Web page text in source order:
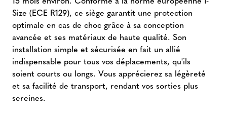
Size (ECE R129), ce siège garantit une protection
optimale en cas de choc grâce à sa conception
avancée et ses matériaux de haute qualité. Son
installation simple et sécurisée en fait un allié
indispensable pour tous vos déplacements, qu'ils
soient courts ou longs. Vous apprécierez sa légèreté
et sa facilité de transport, rendant vos sorties plus
sereines.